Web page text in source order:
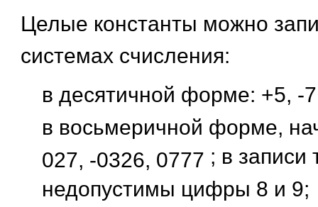
Целые константы можно
системах счисления:
в десятичной форме: +5, -
в восьмеричной форме,
027, -0326, 0777 ; в записи
недопустимы цифры 8 и 9;